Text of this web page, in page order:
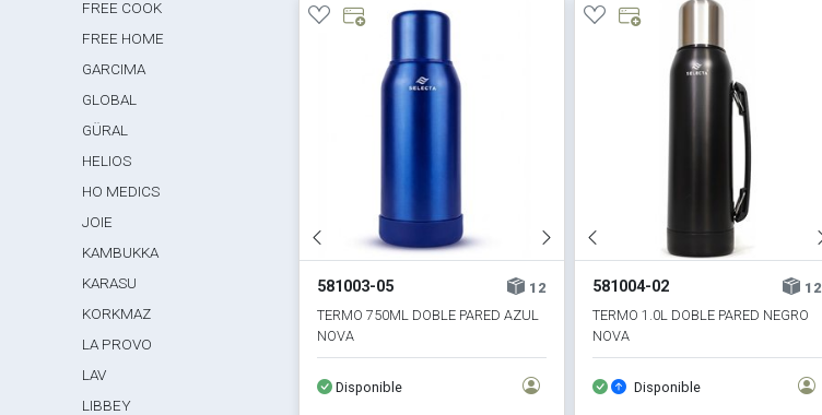
FREE COOK
FREE HOME
GARCIMA
GLOBAL
GÜRAL
HELIOS
HO MEDICS
JOIE
KAMBUKKA
KARASU
KORKMAZ
LA PROVO
LAV
LIBBEY
581003-05
12
TERMO 750ML DOBLE PARED AZUL
NOVA
Disponible
581004-02
12
TERMO 1.0L DOBLE PARED NEGRO
NOVA
Disponible